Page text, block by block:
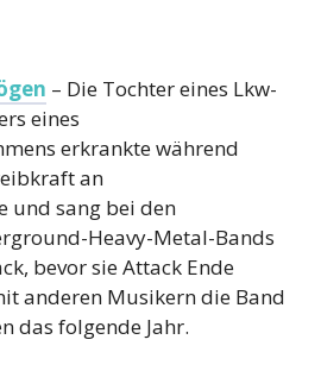
– Die Tochter eines Lkw-
eines
erkrankte während
an
und sang bei den
Heavy-Metal-Bands
bevor sie Attack Ende
anderen Musikern die Band
das folgende Jahr.